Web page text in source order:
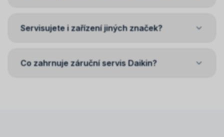
Servisujete i zařízení jiných značek?
Co zahrnuje záruční servis Daikin?